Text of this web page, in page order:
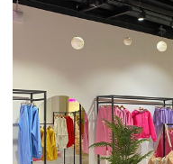
Telegram
8 800 550-06-92
macrocosm_store@mail.ru
Оферта
Пользовательское соглашение
Политика обработки персональных
данных